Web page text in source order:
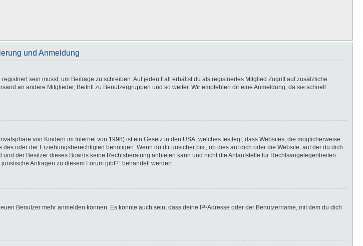
und Anmeldung
sein musst, um Beiträge zu schreiben. Auf jeden Fall erhältst du als registriertes Mitglied Zugriff auf zusätzliche
an andere Mitglieder, Beitritt zu Benutzergruppen und so weiter. Wir empfehlen dir eine Anmeldung, da sie schnell
von Kindern im Internet von 1998) ist ein Gesetz in den USA, welches festlegt, dass Websites, die möglicherweise
oder der Erziehungsberechtigten benötigen. Wenn du dir unsicher bist, ob dies auf dich oder die Website, auf der du dich
der Besitzer dieses Boards keine Rechtsberatung anbieten kann und nicht die Anlaufstelle für Rechtsangelegenheiten
Anfragen zu diesem Forum gibt?“ behandelt werden.
Benutzer mehr anmelden können. Es könnte auch sein, dass deine IP-Adresse oder der Benutzername, mit dem du dich